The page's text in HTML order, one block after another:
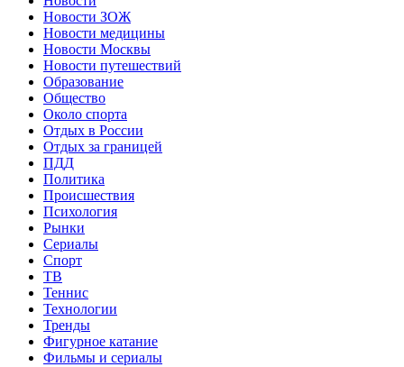
Новости ЗОЖ
Новости медицины
Новости Москвы
Новости путешествий
Образование
Общество
Около спорта
Отдых в России
Отдых за границей
ПДД
Политика
Происшествия
Психология
Рынки
Сериалы
Спорт
ТВ
Теннис
Технологии
Тренды
Фигурное катание
Фильмы и сериалы